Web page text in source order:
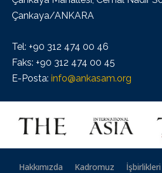
Çankaya/ANKARA
Tel: +90 312 474 00 46
Faks: +90 312 474 00 45
E-Posta: info@ankasam.org
Hakkımızda Kadromuz İşbirlikleri